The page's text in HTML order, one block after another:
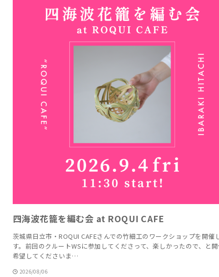
四海波花籠を編む会 at ROQUI CAFE
茨城県日立市・ROQUI CAFEさんでの竹細工のワークショップを開催
す。前回のクルートWSに参加してくださって、楽しかったので、と
希望してくださいま…
2026/08/06